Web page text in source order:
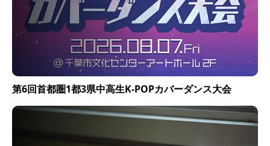
第6回首都圏1都3県中高生K-POPカバーダンス大会